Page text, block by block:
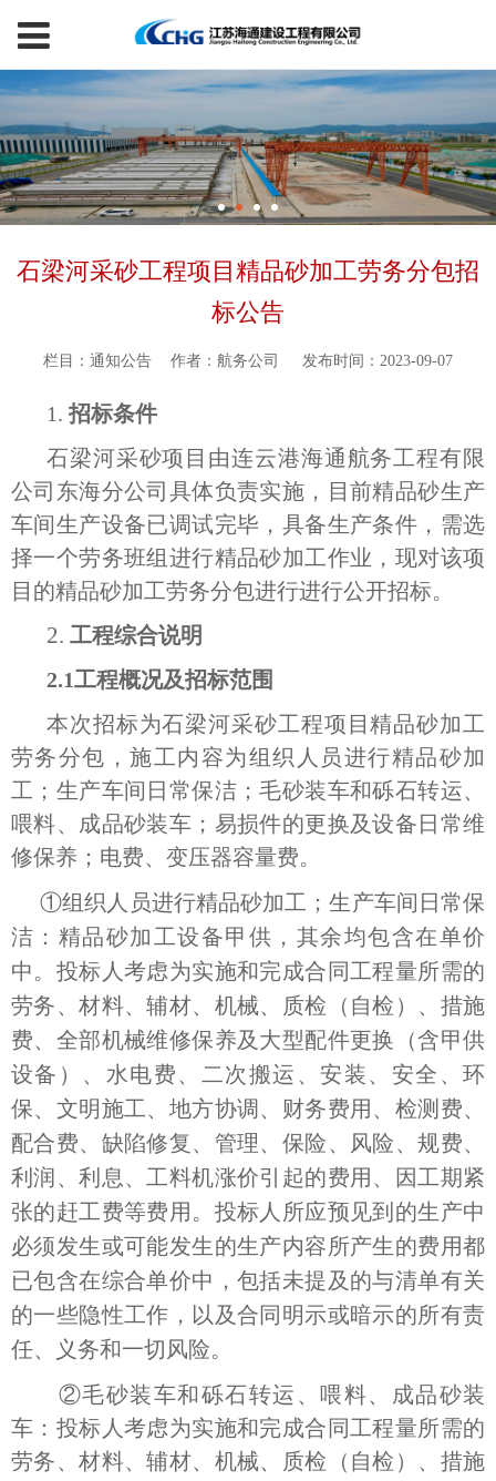
石梁河采砂工程项目精品砂加工劳务分包招
标公告
栏目：通知公告 作者：航务公司 发布时间：2023-09-07
1. 招标条件
石梁河采砂项目由连云港海通航务工程有限
公司东海分公司具体负责实施，目前精品砂生产
车间生产设备已调试完毕，具备生产条件，需选
择一个劳务班组进行精品砂加工作业，现对该项
目的精品砂加工劳务分包进行进行公开招标。
2. 工程综合说明
2.1工程概况及招标范围
本次招标为石梁河采砂工程项目精品砂加工
劳务分包，施工内容为组织人员进行精品砂加
工；生产车间日常保洁；毛砂装车和砾石转运、
喂料、成品砂装车；易损件的更换及设备日常维
修保养；电费、变压器容量费。
①组织人员进行精品砂加工；生产车间日常保
洁：精品砂加工设备甲供，其余均包含在单价
中。投标人考虑为实施和完成合同工程量所需的
劳务、材料、辅材、机械、质检（自检）、措施
费、全部机械维修保养及大型配件更换（含甲供
设备）、水电费、二次搬运、安装、安全、环
保、文明施工、地方协调、财务费用、检测费、
配合费、缺陷修复、管理、保险、风险、规费、
利润、利息、工料机涨价引起的费用、因工期紧
张的赶工费等费用。投标人所应预见到的生产中
必须发生或可能发生的生产内容所产生的费用都
已包含在综合单价中，包括未提及的与清单有关
的一些隐性工作，以及合同明示或暗示的所有责
任、义务和一切风险。
②毛砂装车和砾石转运、喂料、成品砂装
车：投标人考虑为实施和完成合同工程量所需的
劳务、材料、辅材、机械、质检（自检）、措施